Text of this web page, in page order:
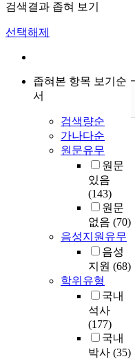
검색결과 좁혀 보기
선택해제
좁혀본 항목 보기순
서
검색량순
가나다순
원문유무
원문
있음
(143)
원문
없음 (70)
음성지원유무
음성
지원 (68)
학위유형
국내
석사
(177)
국내
박사 (35)